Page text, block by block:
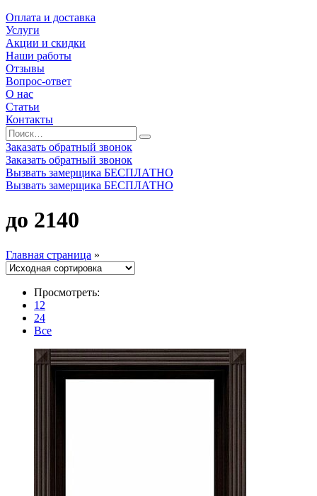
Оплата и доставка
Услуги
Акции и скидки
Наши работы
Отзывы
Вопрос-ответ
О нас
Статьи
Контакты
Заказать обратный звонок
Заказать обратный звонок
Вызвать замерщика БЕСПЛАТНО
Вызвать замерщика БЕСПЛАТНО
до 2140
Главная страница »
Просмотреть:
12
24
Все